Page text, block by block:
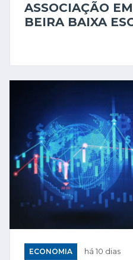
ASSOCIAÇÃO
BEIRA BAIXA
ECONOMIA há 10 dias